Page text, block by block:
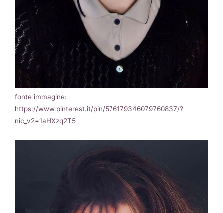
fonte immagine:
https://www.pinterest.it/pin/576179346079760837/?
nic_v2=1aHXzq2T5